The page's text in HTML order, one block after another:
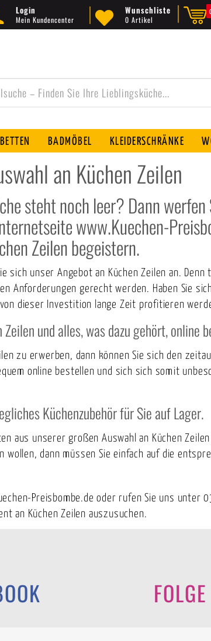
Login
Mein Kundencenter
Wunschliste
0 Artikel
BETTEN BADMÖBEL KLEIDERSCHRÄNKE
an Küchen Zeilen
steht noch leer? Dann
www.Kuechen-
Zeilen begeistern.
sich unser Angebot an Küchen Zeilen an.
Anforderungen gerecht werden. Haben Sie
dieser Investition lange Zeit profitieren
und alles, was dazu gehört, online
zu erwerben, dann können Sie sich den
online bestellen und sich sich somit
Küchenzubehör für Sie auf Lager.
aus unserer großen Auswahl an Küchen
wollen, dann müssen Sie einfach auf die
Preisbombe.de oder rufen Sie uns
an Küchen Zeilen auszusuchen.